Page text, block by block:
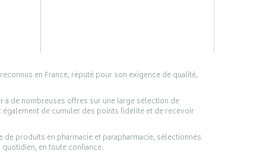
en France, réputé pour son exigence de qualité,
à de nombreuses offres sur une large sélection de
de cumuler des points fidélité et de recevoir
produits en pharmacie et parapharmacie, sélectionnés
en toute confiance.